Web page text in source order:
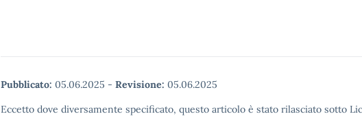
Pubblicato: 05.06.2025 - Revisione: 05.06.2025
Eccetto dove diversamente specificato, questo articolo è stato rilasciato sotto